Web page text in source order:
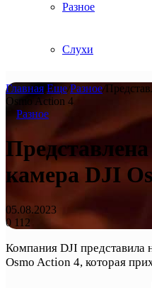
Разное
Слухи
Главная Еще/Разное/
Osmo Action 4
Разное
камера DJI
05.08.2023
0 112
Компания DJI
Osmo Action 4, которая